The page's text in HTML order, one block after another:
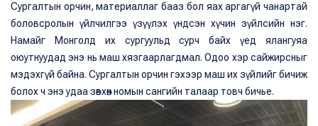
Сургалтын орчин, материаллаг бааз бол яах аргагүй чанартай
боловсролын үйлчилгээ үзүүлэх үндсэн хүчин зүйлсийн нэг.
Намайг Монголд их сургуульд сурч байх үед ялангуяа
оюутнуудад энэ нь маш хязгаарлагдмал. Одоо хэр сайжирсныг
мэдэхгүй байна. Сургалтын орчин гэхээр маш их зүйлийг бичиж
болох ч энэ удаа зөвхөн номын сангийн талаар товч бичье.